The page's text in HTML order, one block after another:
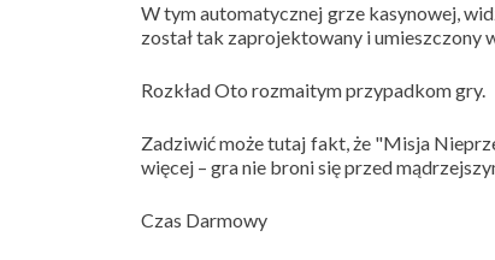
W tym automatycznej grze kasynowej,
został tak zaprojektowany i umieszczony
Rozkład Oto rozmaitym przypadkom gry.
Zadziwić może tutaj fakt, że "Misja
więcej – gra nie broni się przed
Czas Darmowy